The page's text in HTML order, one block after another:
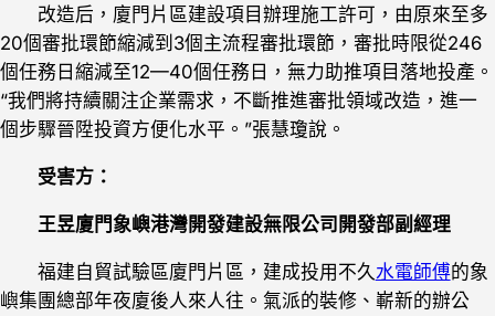
改造后，廈門片區建設項目辦理施工許可，由原來至多
20個審批環節縮減到3個主流程審批環節，審批時限從246
個任務日縮減至12—40個任務日，無力助推項目落地投產。
“我們將持續關注企業需求，不斷推進審批領域改造，進一
個步驟晉陞投資方便化水平。”張慧瓊說。
受害方：
王昱廈門象嶼港灣開發建設無限公司開發部副經理
福建自貿試驗區廈門片區，建成投用不久 水電師傅的象
嶼集團總部年夜廈後人來人往。氣派的裝修、嶄新的辦公